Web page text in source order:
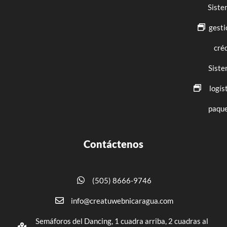
Contáctenos
(505) 8666-9746
info@creatuwebnicaragua.com
Semáforos del Dancing, 1 cuadra arriba, 2 cuadras al